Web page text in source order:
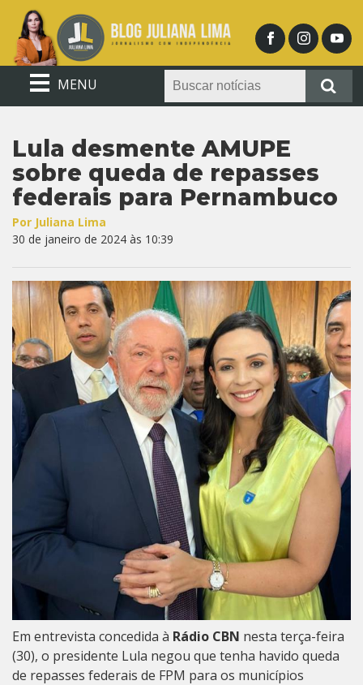
MENU
Lula desmente AMUPE
sobre queda de repasses
federais para Pernambuco
Por Juliana Lima
30 de janeiro de 2024 às 10:39
Em entrevista concedida à Rádio CBN nesta terça-feira
(30), o presidente Lula negou que tenha havido queda
de repasses federais de FPM para os municípios